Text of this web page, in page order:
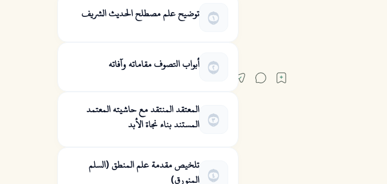
توضيح علم مصطلح الحديث الشريف
أبواب التصوف مقاماته وآفاته
المعتقد المنتقد مع حاشيته المعتمد
المستند بناء نجاة الأبد
تلخيص مقدمة علم المنطق (السلم
المنورق)